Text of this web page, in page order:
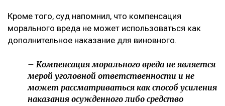
Кроме того, суд напомнил, что компенсация
морального вреда не может использоваться как
дополнительное наказание для виновного.
– Компенсация морального вреда не является
мерой уголовной ответственности и не
может рассматриваться как способ усиления
наказания осужденного либо средство